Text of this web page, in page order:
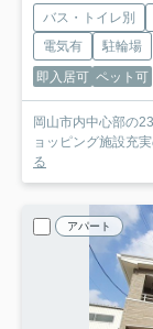
バス・トイレ別
電気有
駐輪場
即入居可 ペット可
岡山市内中心部の
ョッピング施設充
る
アパート